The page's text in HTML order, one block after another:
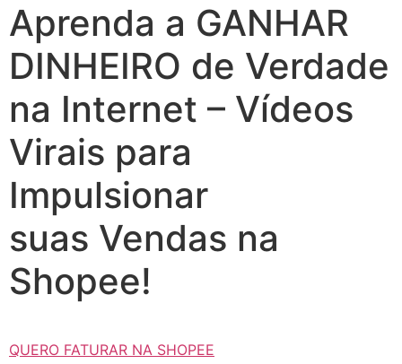
Aprenda a GANHAR
DINHEIRO de Verdade
na Internet – Vídeos
Virais para
Impulsionar
suas Vendas na
Shopee!
QUERO FATURAR NA SHOPEE